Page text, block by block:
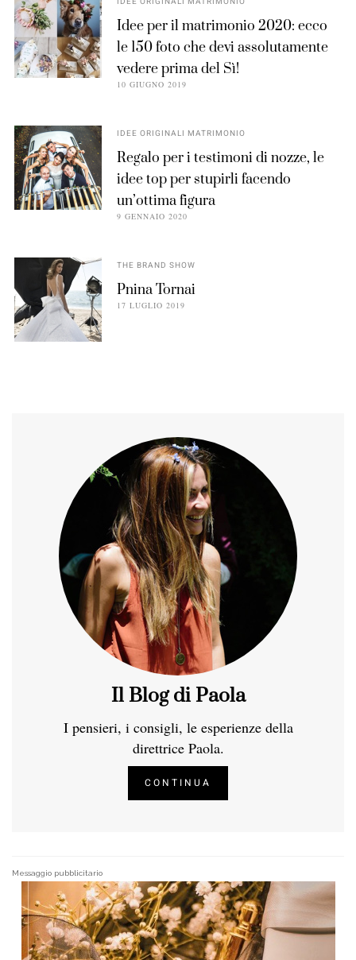
Idee per il matrimonio 2020: ecco
le 150 foto che devi assolutamente
vedere prima del Sì!
10 GIUGNO 2019
IDEE ORIGINALI MATRIMONIO
Regalo per i testimoni di nozze, le
idee top per stupirli facendo
un’ottima figura
9 GENNAIO 2020
THE BRAND SHOW
Pnina Tornai
17 LUGLIO 2019
Il Blog di Paola
I pensieri, i consigli, le esperienze della
direttrice Paola.
CONTINUA
Messaggio pubblicitario